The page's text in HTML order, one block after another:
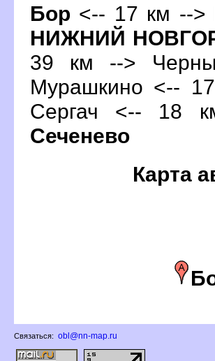
Бор <-- 17 км -->
НИЖНИЙ
39 км -->
Мурашкино <--
Сергач <-- 18
Сеченево
Карта
Связаться: obl@nn-map.ru